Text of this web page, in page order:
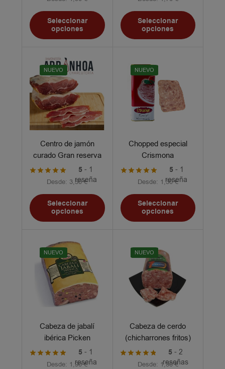
Seleccionar
opciones
Seleccionar
opciones
NUEVO
Centro de jamón
curado Gran reserva
5 - 1
reseña
Desde: 3,50€
Seleccionar
opciones
NUEVO
Chopped especial
Crismona
5- 1
reseña
Desde: 1,30€
Seleccionar
opciones
NUEVO
Cabeza de jabalí
ibérica Picken
5 - 1
reseña
Desde: 1,90€
NUEVO
Cabeza de cerdo
(chicharrones fritos)
7hermanos
5 - 2
reseñas
Desde: 1,30€